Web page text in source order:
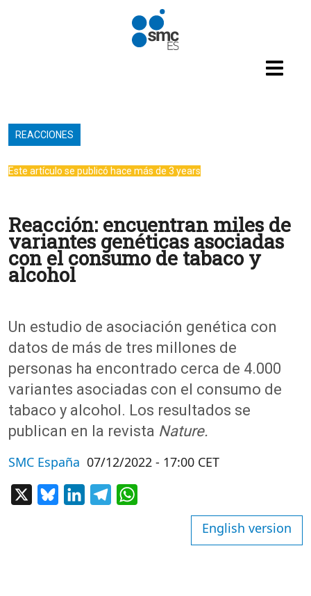
Pasar al contenido principal
REACCIONES
Este artículo se publicó hace más de 3 years
Reacción: encuentran miles de
variantes genéticas asociadas
con el consumo de tabaco y
alcohol
Un estudio de asociación genética con
datos de más de tres millones de
personas ha encontrado cerca de 4.000
variantes asociadas con el consumo de
tabaco y alcohol. Los resultados se
publican en la revista Nature.
SMC España 07/12/2022 - 17:00 CET
BlueskyLinkedInTelegram
English version